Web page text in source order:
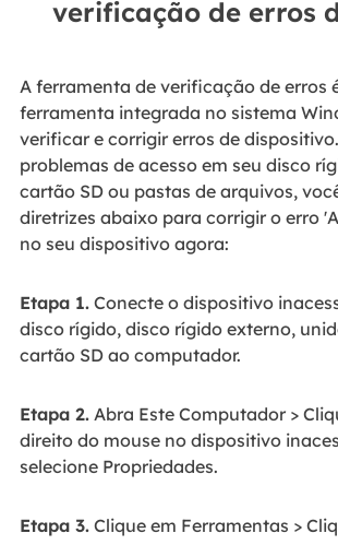
verificação de erros
A ferramenta de verificação de erros
ferramenta integrada no sistema
verificar e corrigir erros de
problemas de acesso em seu disco
cartão SD ou pastas de arquivos,
diretrizes abaixo para corrigir o erro
no seu dispositivo agora:
Etapa 1.Conecte o dispositivo
disco rígido, disco rígido externo,
cartão SD ao computador.
Etapa 2.Abra Este Computador >
direito do mouse no dispositivo
selecione Propriedades.
Etapa 3.Clique em Ferramentas >